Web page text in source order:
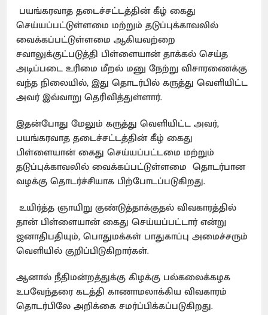
பயங்கரவாத தடைச்சட்டத்தின் கீழ் கைது
செய்யப்பட்டுள்ளமை மற்றும் தடுப்புக்காவலில்
வைக்கப்பட்டுள்ளமை ஆகியவற்றை
சவாலுக்குட்படுத்தி பிள்ளையான் தாக்கல் செய்த
அடிப்படை உரிமை மீறல் மனு நேற்று விசாரணைக்கு
வந்த நிலையில், இது தொடர்பில் கருத்து வெளியிட்ட
அவர் இவ்வாறு தெரிவித்துள்ளார்.
இதன்போது மேலும் கருத்து வெளியிட்ட அவர்,
பயங்கரவாத தடைச்சட்டத்தின் கீழ் கைது
பிள்ளையான் கைது செய்யப்பட்டமை மற்றும்
தடுப்புக்காவலில் வைக்கப்பட்டுள்ளமை தொடர்பான
வழக்கு தொடர்ச்சியாக பிற்போடப்படுகிறது.
உயிர்த்த ஞாயிறு குண்டுத்தாக்குதல் விவகாரத்தில்
தான் பிள்ளையான் கைது செய்யப்பட்டார் என்று
ஜனாதிபதியும், பொதுமக்கள் பாதுகாப்பு அமைச்சரும்
வெளியில் குறிப்பிடுகிறார்கள்.
ஆனால் நீதிமன்றத்துக்கு கிழக்கு பல்கலைக்கழக
உபவேந்தரை கடத்தி காணாமலாக்கிய விவகாரம்
தொடர்பிலே அறிக்கை சமர்ப்பிக்கப்படுகிறது.